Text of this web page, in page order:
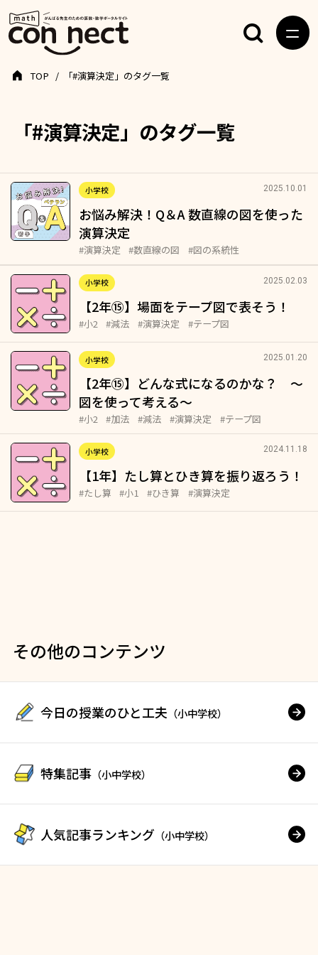
「#演算決定」のタグ一覧
TOP 「#演算決定」のタグ一覧
小学校 2025.10.01
お悩み解決！Q＆A 数直線の図を使った
演算決定
#演算決定 #数直線の図 #図の系統性
小学校 2025.02.03
【2年⑮】場面をテープ図で表そう！
#小2 #減法 #演算決定 #テープ図
小学校 2025.01.20
【2年⑮】どんな式になるのかな？ ～
図を使って考える～
#小2 #加法 #減法 #演算決定 #テープ図
小学校 2024.11.18
【1年】たし算とひき算を振り返ろう！
#たし算 #小1 #ひき算 #演算決定
その他のコンテンツ
今日の授業のひと工夫 （小中学校）
特集記事 （小中学校）
人気記事ランキング （小中学校）